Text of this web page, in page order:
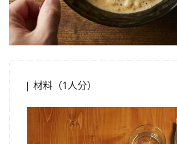
材料（1人分）